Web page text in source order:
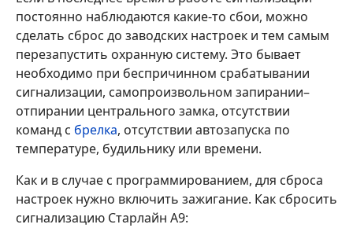
постоянно наблюдаются какие-то сбои, можно
сделать сброс до заводских настроек и тем самым
перезапустить охранную систему. Это бывает
необходимо при беспричинном срабатывании
сигнализации, самопроизвольном запирании–
отпирании центрального замка, отсутствии
команд с брелка, отсутствии автозапуска по
температуре, будильнику или времени.
Как и в случае с программированием, для сброса
настроек нужно включить зажигание. Как сбросить
сигнализацию Старлайн А9: